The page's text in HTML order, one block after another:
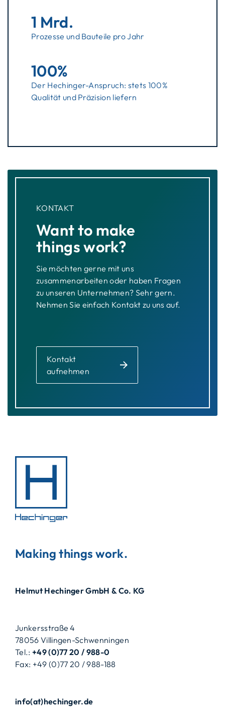
1 Mrd.
Prozesse und Bauteile pro Jahr
100%
Der Hechinger-Anspruch: stets 100%
Qualität und Präzision liefern
KONTAKT
Want to make
things work?
Sie möchten gerne mit uns
zusammenarbeiten oder haben Fragen
zu unseren Unternehmen? Sehr gern.
Nehmen Sie einfach Kontakt zu uns auf.
Kontakt
aufnehmen
Making things work.
Helmut Hechinger GmbH & Co. KG
Junkersstraße 4
78056 Villingen-Schwenningen
Tel.: +49 (0)77 20 / 988-0
Fax: +49 (0)77 20 / 988-188
info(at)hechinger.de